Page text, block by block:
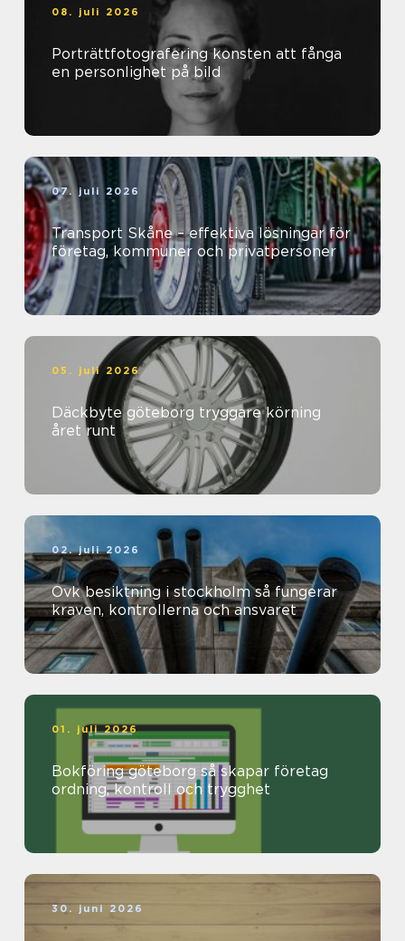
08. juli 2026
Porträttfotografering konsten att fånga
en personlighet på bild
07. juli 2026
Transport Skåne – effektiva lösningar för
företag, kommuner och privatpersoner
05. juli 2026
Däckbyte göteborg tryggare körning
året runt
02. juli 2026
Ovk besiktning i stockholm så fungerar
kraven, kontrollerna och ansvaret
01. juli 2026
Bokföring göteborg så skapar företag
ordning, kontroll och trygghet
30. juni 2026